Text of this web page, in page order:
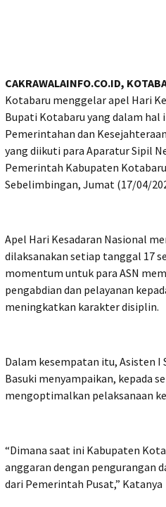
CAKRAWALAINFO.CO.ID,
Kotabaru menggelar apel Hari
Bupati Kotabaru yang dalam hal
Pemerintahan dan
yang diikuti para Aparatur Sipil
Pemerintah Kabupaten
Sebelimbingan, Jumat (17/04/
Apel Hari Kesadaran Nasional
dilaksanakan setiap tanggal 17
momentum untuk para ASN
pengabdian dan pelayanan
meningkatkan karakter disiplin.
Dalam kesempatan itu, Asisten I
Basuki menyampaikan, kepada
mengoptimalkan pelaksanaan
“Dimana saat ini Kabupaten
anggaran dengan pengurangan
dari Pemerintah Pusat,” Katanya